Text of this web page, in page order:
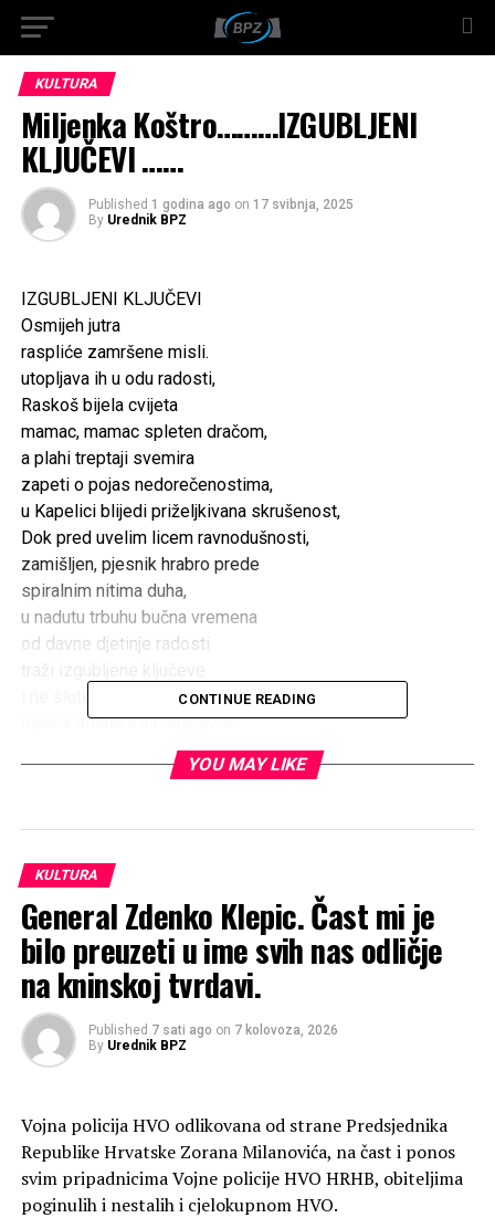
KULTURA
Miljenka Koštro………IZGUBLJENI
KLJUČEVI ……
Published 1 godina ago on 17 svibnja, 2025
By Urednik BPZ
IZGUBLJENI KLJUČEVI
Osmijeh jutra
raspliće zamršene misli.
utopljava ih u odu radosti,
Raskoš bijela cvijeta
mamac, mamac spleten dračom,
a plahi treptaji svemira
zapeti o pojas nedorečenostima,
u Kapelici blijedi priželjkivana skrušenost,
Dok pred uvelim licem ravnodušnosti,
zamišljen, pjesnik hrabro prede
spiralnim nitima duha,
u nadutu trbuhu bučna vremena
od davne djetinje radosti
i ne sluti da je poslije
bakina odlaska na onaj svijet
bakin stari tkalački stan posenilio,
a iz djedove kamene nadvratnice
RELATED TOPICS:
UP NEXT
Više od 150 izaslanstava stiže na inauguraciju pape Lava
XIV.
DON'T MISS
CONTINUE READING
YOU MAY LIKE
KULTURA
General Zdenko Klepic. Čast mi je
bilo preuzeti u ime svih nas odličje
na kninskoj tvrdavi.
Published 7 sati ago on 7 kolovoza, 2026
By Urednik BPZ
Vojna policija HVO odlikovana od strane Predsjednika
Republike Hrvatske Zorana Milanovića, na čast i ponos
svim pripadnicima Vojne policije HVO HRHB, obiteljima
poginulih i nestalih i cjelokupnom HVO.